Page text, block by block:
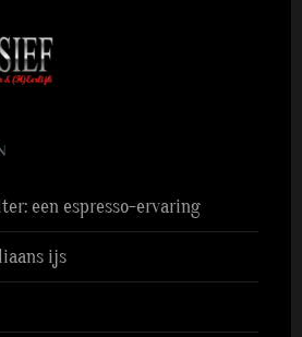
een espresso-ervaring
ijs